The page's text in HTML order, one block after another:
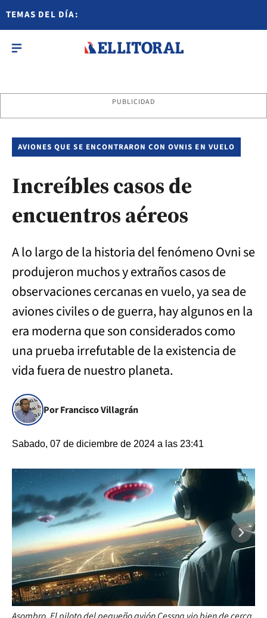
TEMAS DEL DÍA:
PUBLICIDAD
AVIONES QUE SE ENCONTRARON CON OVNIS EN VUELO
Increíbles casos de
encuentros aéreos
A lo largo de la historia del fenómeno Ovni se
produjeron muchos y extraños casos de
observaciones cercanas en vuelo, ya sea de
aviones civiles o de guerra, hay algunos en la
era moderna que son considerados como
una prueba irrefutable de la existencia de
vida fuera de nuestro planeta.
Por Francisco Villagrán
Sabado, 07 de diciembre de 2024 a las 23:41